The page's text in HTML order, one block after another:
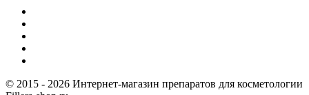
© 2015 - 2026 Интернет-магазин препаратов для косметологии